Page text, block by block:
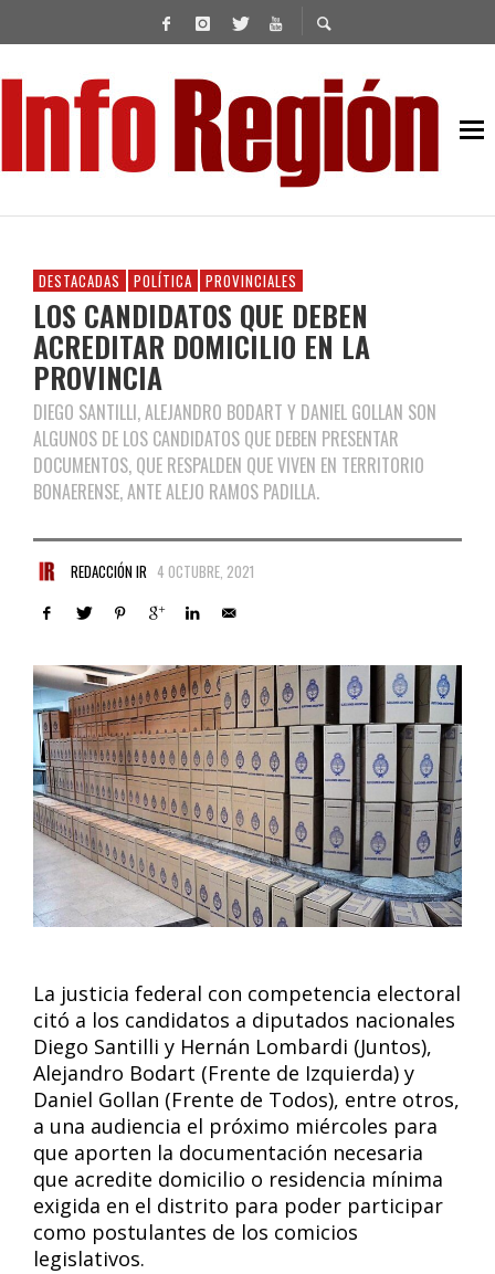
DESTACADAS POLÍTICA PROVINCIALES
LOS CANDIDATOS QUE DEBEN
ACREDITAR DOMICILIO EN LA
PROVINCIA
DIEGO SANTILLI, ALEJANDRO BODART Y DANIEL GOLLAN SON
ALGUNOS DE LOS CANDIDATOS QUE DEBEN PRESENTAR
DOCUMENTOS, QUE RESPALDEN QUE VIVEN EN TERRITORIO
BONAERENSE, ANTE ALEJO RAMOS PADILLA.
REDACCIÓN IR 4 OCTUBRE, 2021
La justicia federal con competencia electoral
citó a los candidatos a diputados nacionales
Diego Santilli y Hernán Lombardi (Juntos),
Alejandro Bodart (Frente de Izquierda) y
Daniel Gollan (Frente de Todos), entre otros,
a una audiencia el próximo miércoles para
que aporten la documentación necesaria
que acredite domicilio o residencia mínima
exigida en el distrito para poder participar
como postulantes de los comicios
legislativos.